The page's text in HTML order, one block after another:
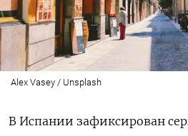
Alex Vasey / Unsplash
В Испании зафиксирован